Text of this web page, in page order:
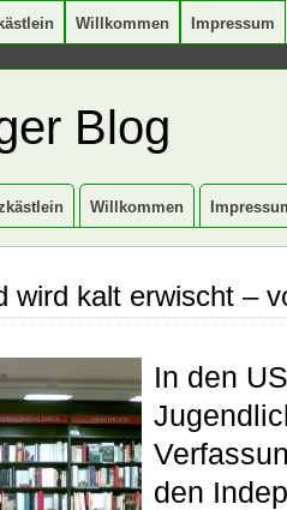
Willkommen Impressum
Blog
Willkommen
wird kalt erwischt –
In den
den